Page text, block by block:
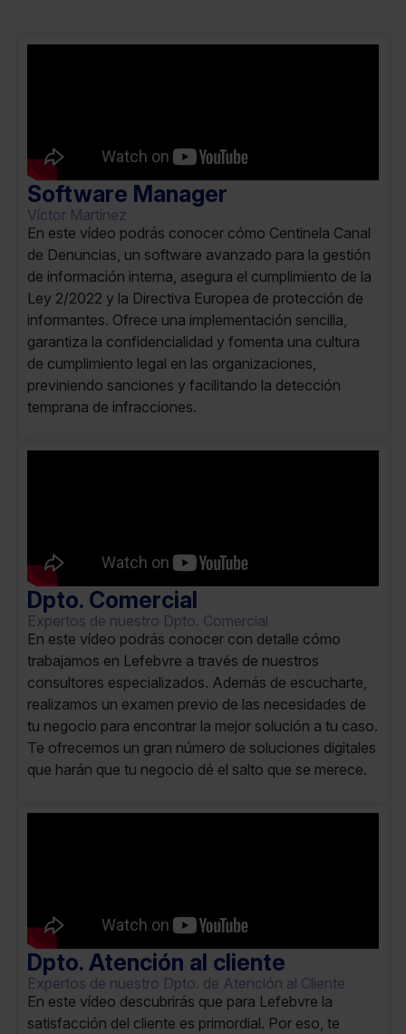
Software Manager
Víctor Martínez
En este vídeo podrás conocer cómo Centinela Canal
de Denuncias, un software avanzado para la gestión
de información interna, asegura el cumplimiento de la
Ley 2/2022 y la Directiva Europea de protección de
informantes. Ofrece una implementación sencilla,
garantiza la confidencialidad y fomenta una cultura
de cumplimiento legal en las organizaciones,
previniendo sanciones y facilitando la detección
temprana de infracciones.
Dpto. Comercial
Expertos de nuestro Dpto. Comercial
En este vídeo podrás conocer con detalle cómo
trabajamos en Lefebvre a través de nuestros
consultores especializados. Además de escucharte,
realizamos un examen previo de las necesidades de
tu negocio para encontrar la mejor solución a tu caso.
Te ofrecemos un gran número de soluciones digitales
que harán que tu negocio dé el salto que se merece.
Dpto. Atención al cliente
Expertos de nuestro Dpto. de Atención al Cliente
En este vídeo descubrirás que para Lefebvre la
satisfacción del cliente es primordial. Por eso, te